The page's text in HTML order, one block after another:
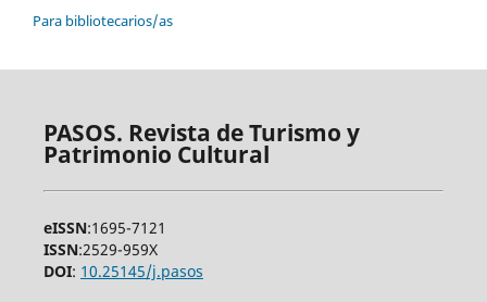
Para bibliotecarios/as
PASOS. Revista de Turismo y
Patrimonio Cultural
eISSN:1695-7121
ISSN:2529-959X
DOI: 10.25145/j.pasos